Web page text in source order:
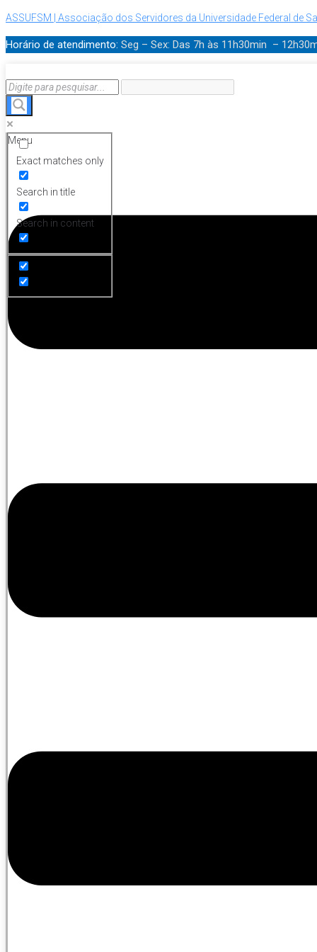
ASSUFSM | Associação dos Servidores da Universidade Federal de
Horário de atendimento: Seg – Sex: Das 7h às 11h30min –
Exact matches only
Search in title
Search in content
Menu